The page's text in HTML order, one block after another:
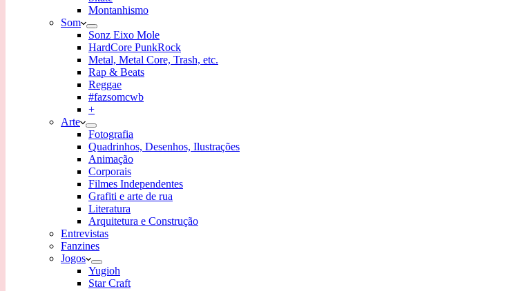
Montanhismo
Som
Sonz Eixo Mole
HardCore PunkRock
Metal, Metal Core, Trash, etc.
Rap & Beats
Reggae
#fazsomcwb
+
Arte
Fotografia
Quadrinhos, Desenhos, Ilustrações
Animação
Corporais
Filmes Independentes
Grafiti e arte de rua
Literatura
Arquitetura e Construção
Entrevistas
Fanzines
Jogos
Yugioh
Star Craft